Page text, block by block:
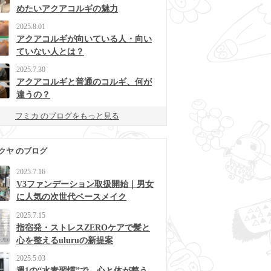
めたいアクアコルギの魅力
2025.8.01
アクアコルギが向いている人・向い
ていない人とは？
2025.7.30
アクアコルギと普通のコルギ、何が
違うの？
フミカ のブログをもっと見る
ヤ のブログ
2025.7.16
V3ファンデーション取扱開始｜男女
に人気の次世代ベースメイク
2025.7.15
指宿発・ストレスZEROケアで髪と
心を整えるuluruの新提案
2025.5.03